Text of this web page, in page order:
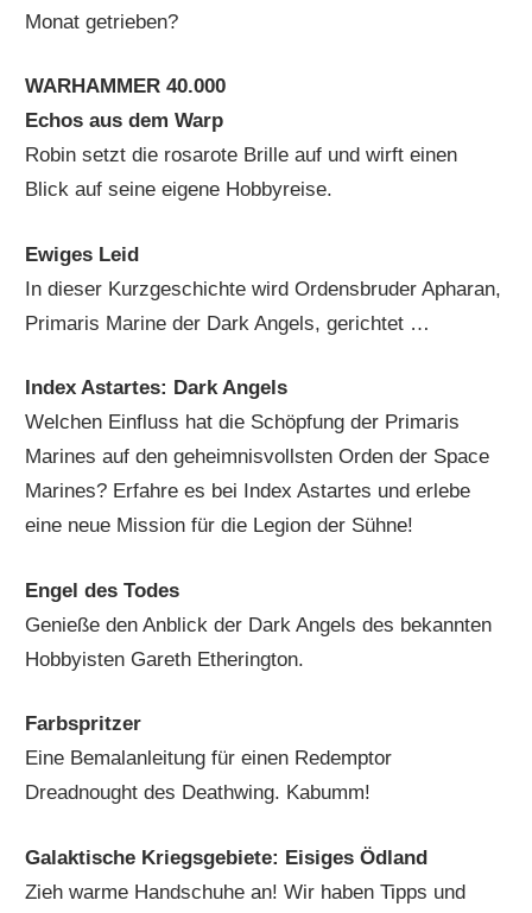
Monat getrieben?
WARHAMMER 40.000
Echos aus dem Warp
Robin setzt die rosarote Brille auf und wirft einen
Blick auf seine eigene Hobbyreise.
Ewiges Leid
In dieser Kurzgeschichte wird Ordensbruder Apharan,
Primaris Marine der Dark Angels, gerichtet …
Index Astartes: Dark Angels
Welchen Einfluss hat die Schöpfung der Primaris
Marines auf den geheimnisvollsten Orden der Space
Marines? Erfahre es bei Index Astartes und erlebe
eine neue Mission für die Legion der Sühne!
Engel des Todes
Genieße den Anblick der Dark Angels des bekannten
Hobbyisten Gareth Etherington.
Farbspritzer
Eine Bemalanleitung für einen Redemptor
Dreadnought des Deathwing. Kabumm!
Galaktische Kriegsgebiete: Eisiges Ödland
Zieh warme Handschuhe an! Wir haben Tipps und